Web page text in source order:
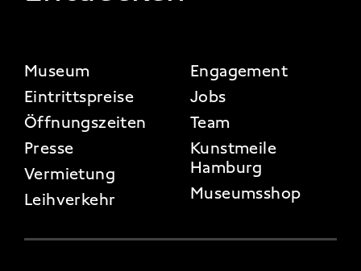
FOOTER 2
Museum
Eintrittspreise
Öffnungszeiten
Presse
Vermietung
Leihverkehr
Engagement
Jobs
Team
Kunstmeile
Hamburg
Museumsshop